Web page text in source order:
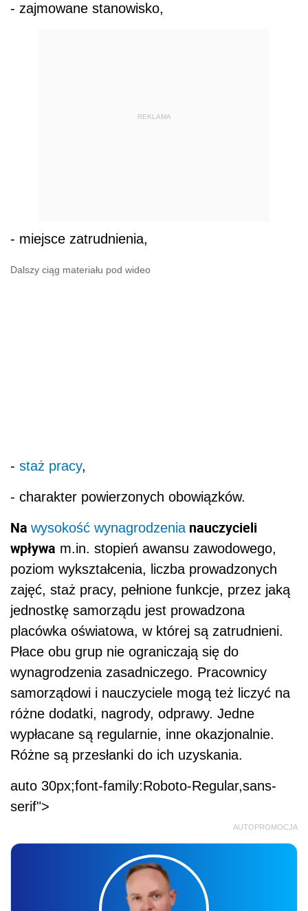
- zajmowane stanowisko,
REKLAMA
- miejsce zatrudnienia,
Dalszy ciąg materiału pod wideo
- staż pracy,
- charakter powierzonych obowiązków.
Na wysokość wynagrodzenianauczycieli
wpływa m.in. stopień awansu zawodowego,
poziom wykształcenia, liczba prowadzonych
zajęć, staż pracy, pełnione funkcje, przez jaką
jednostkę samorządu jest prowadzona
placówka oświatowa, w której są zatrudnieni.
Płace obu grup nie ograniczają się do
wynagrodzenia zasadniczego. Pracownicy
samorządowi i nauczyciele mogą też liczyć na
różne dodatki, nagrody, odprawy. Jedne
wypłacane są regularnie, inne okazjonalnie.
Różne są przesłanki do ich uzyskania.
auto 30px;font-family:Roboto-Regular,sans-
serif">
AUTOPROMOCJA